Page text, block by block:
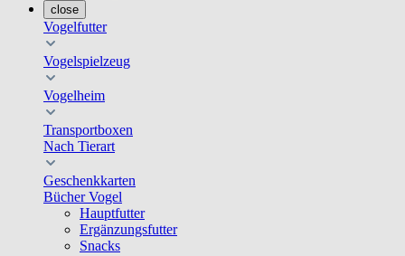
close
Vogelfutter
Vogelspielzeug
Vogelheim
Transportboxen
Nach Tierart
Geschenkkarten
Bücher Vogel
Hauptfutter
Ergänzungsfutter
Snacks